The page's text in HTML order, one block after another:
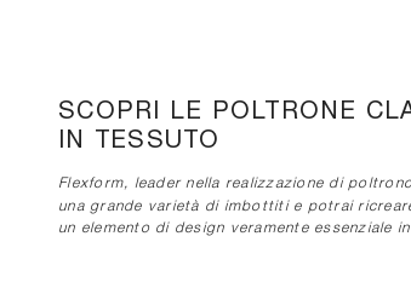
SCOPRI LE POLTRONE
IN TESSUTO
Flexform, leader nella realizzazione di
una grande varietà di imbottiti e potrai
un elemento di design veramente essenziale